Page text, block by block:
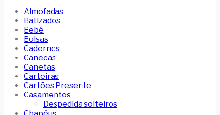
Almofadas
Batizados
Bebé
Bolsas
Cadernos
Canecas
Canetas
Carteiras
Cartões Presente
Casamentos
Despedida solteiros